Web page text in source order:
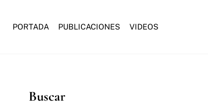
PORTADA PUBLICACIONES VIDEOS
Buscar